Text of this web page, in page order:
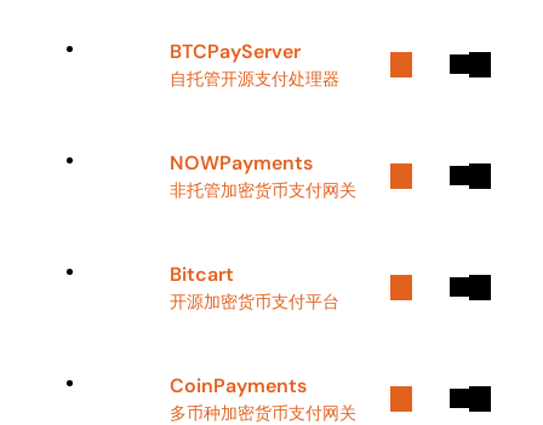
BTCPayServer
自托管开源支付处理器
NOWPayments
非托管加密货币支付网关
Bitcart
开源加密货币支付平台
CoinPayments
多币种加密货币支付网关